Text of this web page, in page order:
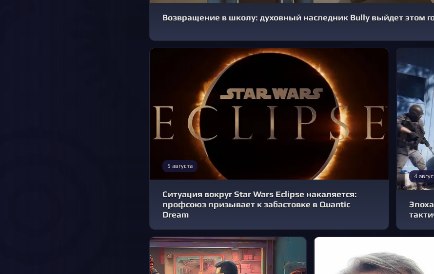
Возвращение в школу: духовный наследник Bully выйдет этом
5 августа
Ситуация вокруг Star Wars Eclipse накаляется:
профсоюз призывает к забастовке в Quantic
Dream
4